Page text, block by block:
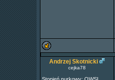
Andrzej Skotnicki
cejka78